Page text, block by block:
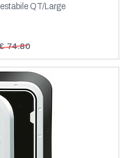
QT/Large
74.80